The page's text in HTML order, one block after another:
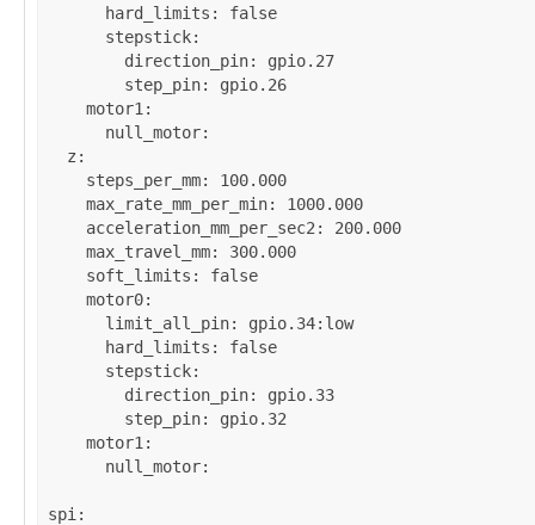
hard_limits : false
stepstick:
direction_pin: gpio.27
step_pin: gpio.26
motor1 :
null_motor:
z :
steps_per_mm: 100.000
max_rate_mm_per_min: 1000.000
acceleration_mm_per_sec2 : 200.000
max_travel_mm: 300.000
soft_limits : false
motor0:
limit_all_pin: gpio.34:low
hard_limits : false
stepstick:
direction_pin: gpio.33
step_pin: gpio.32
motor1 :
null_motor:
spi :